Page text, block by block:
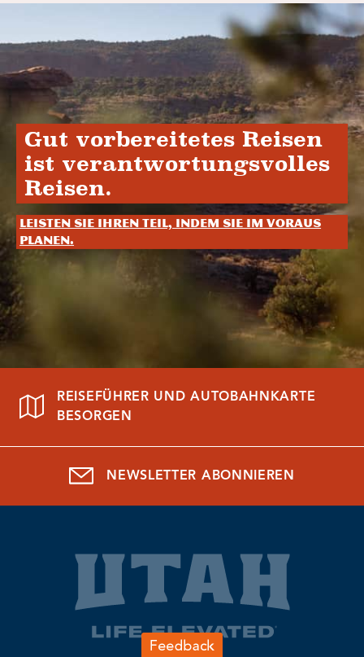
Gut vorbereitetes Reisen
ist verantwortungsvolles
Reisen.
Leisten Sie Ihren Teil, indem Sie im Voraus
planen.
REISEFÜHRER UND AUTOBAHNKARTE
BESORGEN
NEWSLETTER ABONNIEREN